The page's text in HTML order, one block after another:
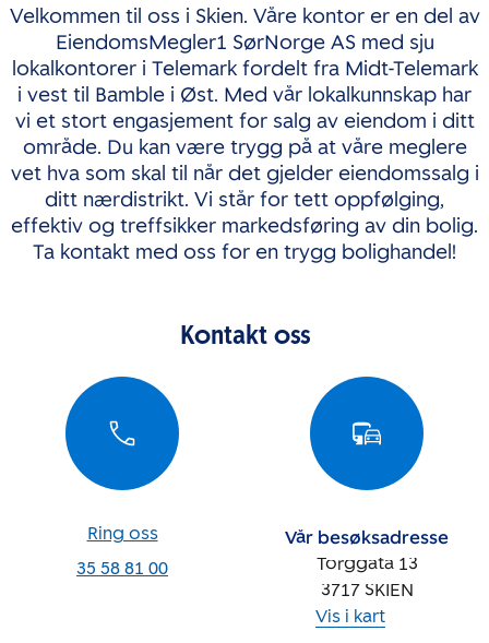
Velkommen til oss i Skien. Våre kontor er en del av
EiendomsMegler1 SørNorge AS med sju
lokalkontorer i Telemark fordelt fra Midt-Telemark
i vest til Bamble i Øst. Med vår lokalkunnskap har
vi et stort engasjement for salg av eiendom i ditt
område. Du kan være trygg på at våre meglere
vet hva som skal til når det gjelder eiendomssalg i
ditt nærdistrikt. Vi står for tett oppfølging,
effektiv og treffsikker markedsføring av din bolig.
Ta kontakt med oss for en trygg bolighandel!
Kontakt oss
Ring oss
35 58 81 00
Vår besøksadresse
Torggata 13
3717 SKIEN
Vis i kart